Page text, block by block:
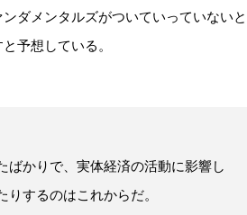
ダメンタルズがついていっていないと
予想している。
ばかりで、実体経済の活動に影響し
するのはこれからだ。